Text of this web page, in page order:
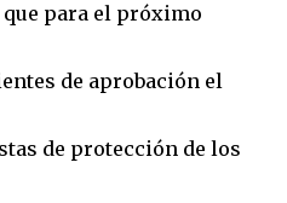
para el próximo
de aprobación el
de protección de los